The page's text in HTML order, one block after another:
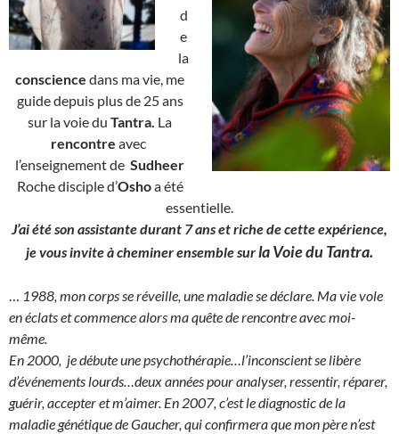
d
e
la
conscience dans ma vie, me
guide depuis plus de 25 ans
sur la voie du Tantra. La
rencontre avec
l’enseignement de Sudheer
Roche disciple d’Oshoa été
essentielle.
J’ai été son assistante durant 7 ans et riche de cette expérience,
je vous invite à cheminer ensemble surla Voie du Tantra.
… 1988, mon corps se réveille, une maladie se déclare. Ma vie vole
en éclats et commence alors ma quête de rencontre avec moi-
même.
En 2000, je débute une psychothérapie…l’inconscient se libère
d’événements lourds…deux années pour analyser, ressentir, réparer,
guérir, accepter et m’aimer. En 2007, c’est le diagnostic de la
maladie génétique de Gaucher, qui confirmera que mon père n’est